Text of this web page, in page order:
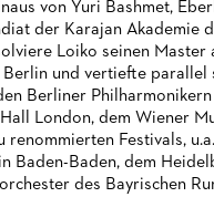
von Yuri Bashmet,
der Karajan Akademie
Loiko seinen
und vertiefte parallel
Berliner
London, dem Wiener
Festivals,
Baden-Baden, dem
des Bayrischen